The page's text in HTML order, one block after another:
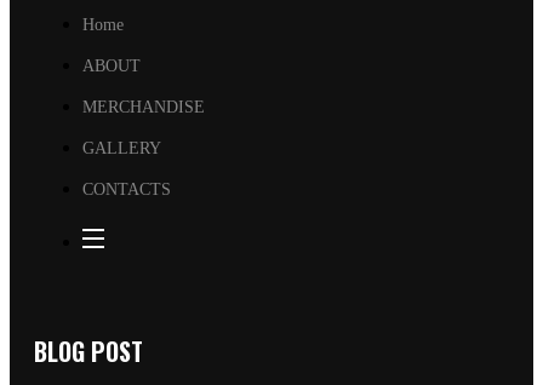
Home
ABOUT
MERCHANDISE
GALLERY
CONTACTS
BLOG POST